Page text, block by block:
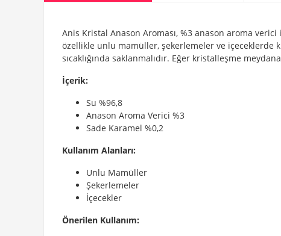
Anis Kristal Anason Aroması, %3 anason aroma
özellikle unlu mamüller, şekerlemeler ve içeceklerde
sıcaklığında saklanmalıdır. Eğer kristalleşme
İçerik:
Su %96,8
Anason Aroma Verici %3
Sade Karamel %0,2
Kullanım Alanları:
Unlu Mamüller
Şekerlemeler
İçecekler
Önerilen Kullanım: